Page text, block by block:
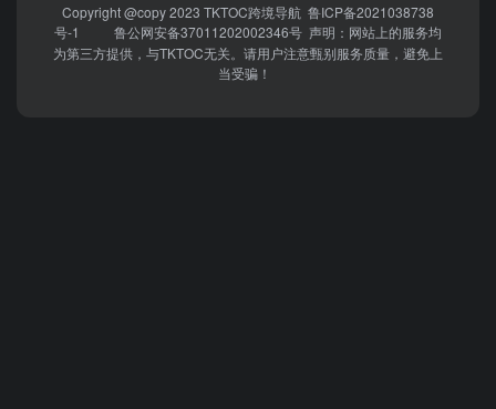
Copyright @copy 2023 TKTOC跨境导航 鲁ICP备2021038738
号-1
鲁公网安备37011202002346号 声明：网站上的服务均
为第三方提供，与TKTOC无关。请用户注意甄别服务质量，避免上
当受骗！